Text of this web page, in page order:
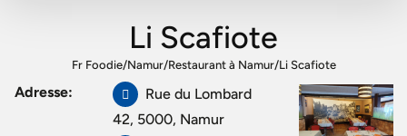
Li Scafiote
Fr Foodie/Namur/Restaurant à Namur/Li Scafiote
Adresse:
Rue du Lombard
42, 5000, Namur